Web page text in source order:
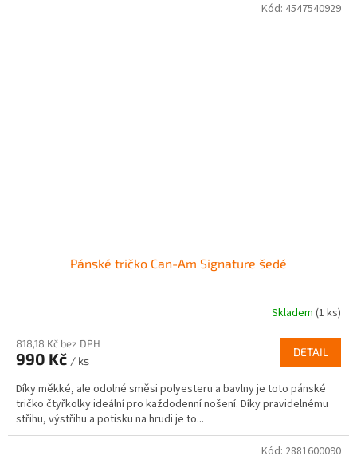
Pánské tričko Can-Am Signature šedé
Skladem (1 ks)
818,18 Kč bez DPH
990 Kč / ks
DETAIL
Díky měkké, ale odolné směsi polyesteru a bavlny je toto pánské
tričko čtyřkolky ideální pro každodenní nošení. Díky pravidelnému
střihu, výstřihu a potisku na hrudi je to...
Kód: 4547540929
Kód: 2881600090